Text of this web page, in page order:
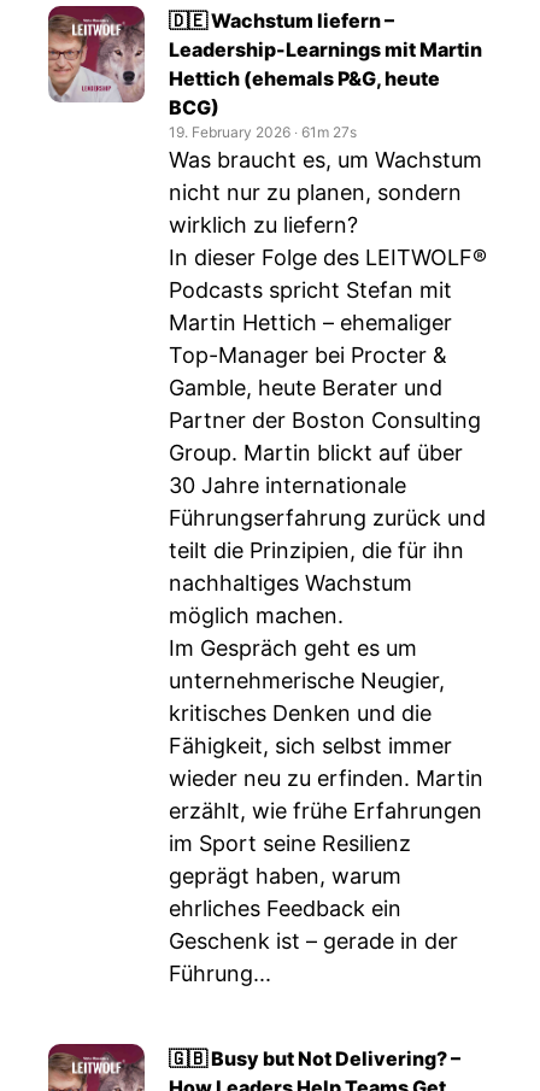
🇩🇪 Wachstum liefern –
Leadership-Learnings mit Martin
Hettich (ehemals P&G, heute
BCG)
19. February 2026 ‧ 61m 27s
Was braucht es, um Wachstum
nicht nur zu planen, sondern
wirklich zu liefern?
In dieser Folge des LEITWOLF®
Podcasts spricht Stefan mit
Martin Hettich – ehemaliger
Top-Manager bei Procter &
Gamble, heute Berater und
Partner der Boston Consulting
Group. Martin blickt auf über
30 Jahre internationale
Führungserfahrung zurück und
teilt die Prinzipien, die für ihn
nachhaltiges Wachstum
möglich machen.
Im Gespräch geht es um
unternehmerische Neugier,
kritisches Denken und die
Fähigkeit, sich selbst immer
wieder neu zu erfinden. Martin
erzählt, wie frühe Erfahrungen
im Sport seine Resilienz
geprägt haben, warum
ehrliches Feedback ein
Geschenk ist – gerade in der
Führung...
🇬🇧 Busy but Not Delivering? –